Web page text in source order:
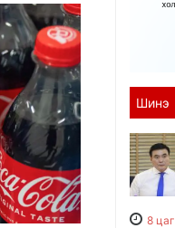
Шинэ
8